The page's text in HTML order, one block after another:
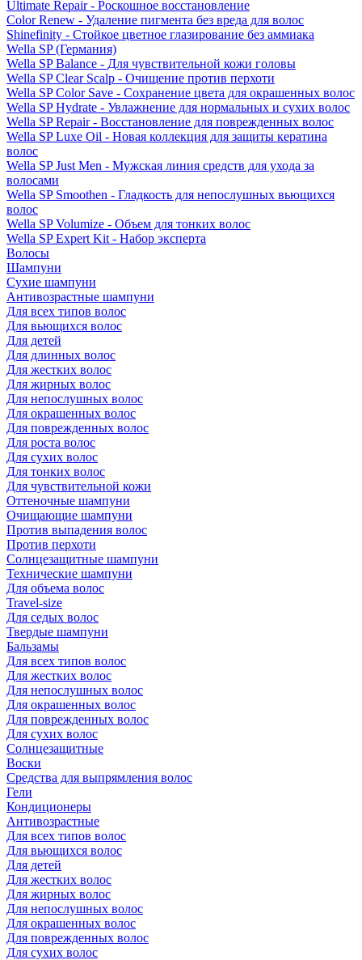
Ultimate Repair - Роскошное восстановление
Color Renew - Удаление пигмента без вреда для волос
Shinefinity - Стойкое цветное глазирование без аммиака
Wella SP (Германия)
Wella SP Balance - Для чувствительной кожи головы
Wella SP Clear Scalp - Очищение против перхоти
Wella SP Color Save - Сохранение цвета для окрашенных волос
Wella SP Hydrate - Увлажнение для нормальных и сухих волос
Wella SP Repair - Восстановление для поврежденных волос
Wella SP Luxe Oil - Новая коллекция для защиты кератина
волос
Wella SP Just Men - Мужская линия средств для ухода за
волосами
Wella SP Smoothen - Гладкость для непослушных вьющихся
волос
Wella SP Volumize - Объем для тонких волос
Wella SP Expert Kit - Набор эксперта
Волосы
Шампуни
Сухие шампуни
Антивозрастные шампуни
Для всех типов волос
Для вьющихся волос
Для детей
Для длинных волос
Для жестких волос
Для жирных волос
Для непослушных волос
Для окрашенных волос
Для поврежденных волос
Для роста волос
Для сухих волос
Для тонких волос
Для чувствительной кожи
Оттеночные шампуни
Очищающие шампуни
Против выпадения волос
Против перхоти
Солнцезащитные шампуни
Технические шампуни
Для объема волос
Travel-size
Для седых волос
Твердые шампуни
Бальзамы
Для всех типов волос
Для жестких волос
Для непослушных волос
Для окрашенных волос
Для поврежденных волос
Для сухих волос
Солнцезащитные
Воски
Средства для выпрямления волос
Гели
Кондиционеры
Антивозрастные
Для всех типов волос
Для вьющихся волос
Для детей
Для жестких волос
Для жирных волос
Для непослушных волос
Для окрашенных волос
Для поврежденных волос
Для сухих волос